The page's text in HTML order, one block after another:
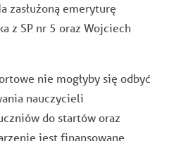
zasłużoną emeryturę
z SP nr 5 oraz Wojciech
nie mogłyby się odbyć
nauczycieli
do startów oraz
jest finansowane